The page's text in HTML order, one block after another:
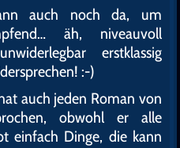
auch noch da, um
äh, niveauvoll
erstklassig
:-)
auch jeden Roman von
obwohl er alle
einfach Dinge, die kann